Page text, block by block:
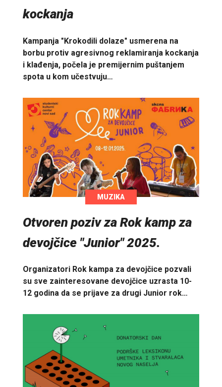
kockanja
Kampanja "Krokodili dolaze" usmerena na
borbu protiv agresivnog reklamiranja kockanja
i klađenja, počela je premijernim puštanjem
spota u kom učestvuju…
MUZIKA
Otvoren poziv za Rok kamp za
devojčice "Junior" 2025.
Organizatori Rok kampa za devojčice pozvali
su sve zainteresovane devojčice uzrasta 10-
12 godina da se prijave za drugi Junior rok…